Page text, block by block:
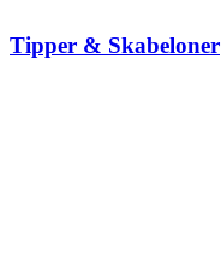
Tipper & Skabeloner